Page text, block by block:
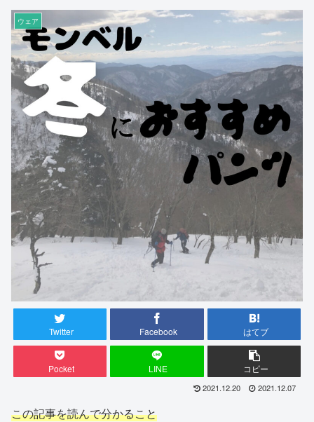
ウェア
Twitter Facebook はてブ
Pocket LINE コピー
2021.12.20 2021.12.07
この記事を読んで分かること